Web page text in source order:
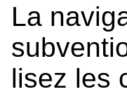
La
lisez les